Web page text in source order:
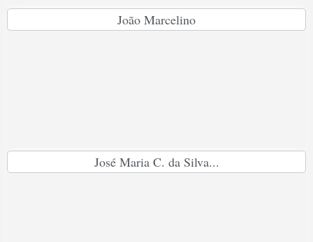
João Marcelino
José Maria C. da Silva...